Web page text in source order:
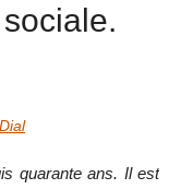
Dial
quarante ans. Il est